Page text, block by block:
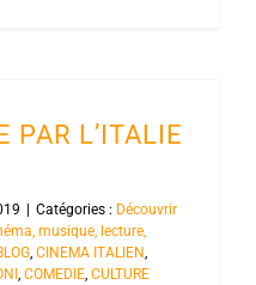
PAR L’ITALIE
Catégories : Découvrir
musique, lecture,
, CINEMA ITALIEN,
, COMEDIE, CULTURE